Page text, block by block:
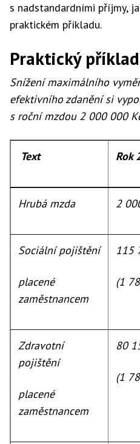
s nadstandardními příjmy,
praktickém příkladu.
Praktický příklad
Snížení maximálního
efektivního zdanění si
s roční mzdou 2 000 000
Text Rok
Hrubá mzda 2
Sociální pojištění
placené
zaměstnancem
115
(1
Zdravotní
pojištění
placené
zaměstnancem
80
(1